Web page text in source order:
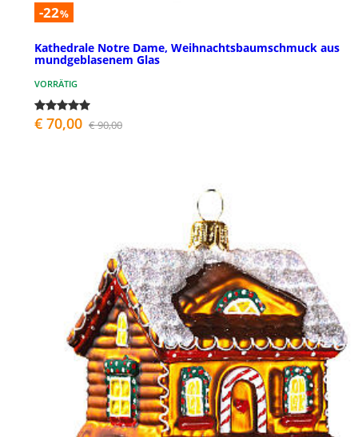
-22%
Kathedrale Notre Dame, Weihnachtsbaumschmuck aus
mundgeblasenem Glas
VORRÄTIG
€ 70,00 € 90,00